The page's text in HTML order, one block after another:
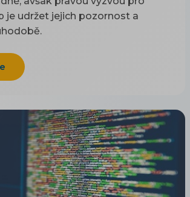
je udržet jejich pozornost a